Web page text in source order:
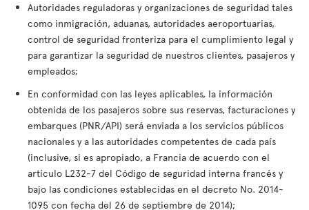
Autoridades reguladoras y organizaciones de seguridad tales
como inmigración, aduanas, autoridades aeroportuarias,
control de seguridad fronteriza para el cumplimiento legal y
para garantizar la seguridad de nuestros clientes, pasajeros y
empleados;
En conformidad con las leyes aplicables, la información
obtenida de los pasajeros sobre sus reservas, facturaciones y
embarques (PNR/API) será enviada a los servicios públicos
nacionales y a las autoridades competentes de cada país
(inclusive, si es apropiado, a Francia de acuerdo con el
artículo L232-7 del Código de seguridad interna francés y
bajo las condiciones establecidas en el decreto No. 2014-
1095 con fecha del 26 de septiembre de 2014);